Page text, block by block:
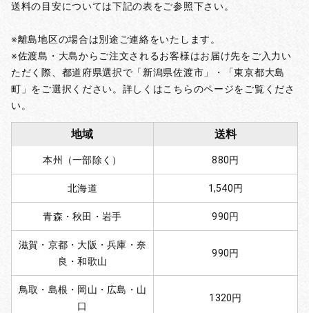
送料の目安については下記の表をご参照下さい。
※離島地区の場合は別途ご連絡をいたします。
※佐渡島・大島からご注文されるお客様はお届け先をご入力い
ただく際、都道府県選択で「新潟県佐渡市」・「東京都大島
町」をご選択ください。詳しくはこちらのページをご覧くださ
い。
地域 送料
本州（一部除く） 880円
北海道 1,540円
青森・秋田・岩手 990円
滋賀・京都・大阪・兵庫・奈
良・和歌山
990円
鳥取・島根・岡山・広島・山
口
1320円